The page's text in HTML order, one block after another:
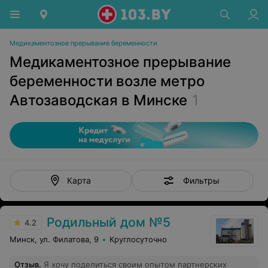
Медикаментозное прерывание беременности
Медикаментозное прерывание
беременности возле метро
Автозаводская в Минске 1
Карта Фильтры
4.2 Родильный дом №5
Минск, ул. Филатова, 9 Круглосуточно
Отзыв. Я хочу поделиться своим опытом партнерских